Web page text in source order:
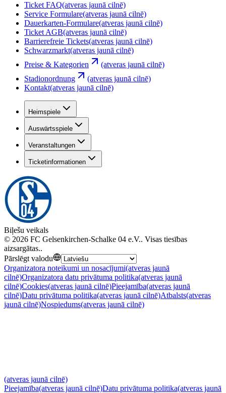
Ticket FAQ(atveras jaunā cilnē)
Service Formulare(atveras jaunā cilnē)
Dauerkarten-Formulare(atveras jaunā cilnē)
Ticket AGB(atveras jaunā cilnē)
Barrierefreie Tickets(atveras jaunā cilnē)
Schwarzmarkt(atveras jaunā cilnē)
Preise & Kategorien
(atveras jaunā cilnē)
Stadionordnung
(atveras jaunā cilnē)
Kontakt(atveras jaunā cilnē)
Heimspiele
Auswärtsspiele
Veranstaltungen
Ticketinformationen
Biļešu veikals
© 2026 FC Gelsenkirchen-Schalke 04 e.V.. Visas tiesības
aizsargātas..
Pārslēgt valodu
Organizatora noteikumi un nosacījumi(atveras jaunā
cilnē)Organizatora datu privātuma politika(atveras jaunā
cilnē)Cookies(atveras jaunā cilnē)Pieejamība(atveras jaunā
cilnē)Datu privātuma politika(atveras jaunā cilnē)Atbalsts(atveras
jaunā cilnē)Nospiedums(atveras jaunā cilnē)
(atveras jaunā cilnē)
Pieejamība(atveras jaunā cilnē)Datu privātuma politika(atveras jaunā